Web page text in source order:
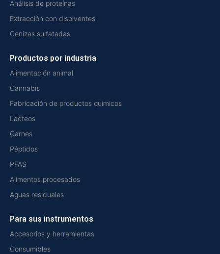
Análisis de proteínas
Extracción con disolventes
Cenizas sulfatadas
Productos por industria
Alimentación animal
Cannabis
Fabricación de productos químicos
Lácteos
Carnes
Péptidos
PFAS
Alimentos procesados
Aguas residuales
Para sus instrumentos
Accesorios y herramientas
Consumibles